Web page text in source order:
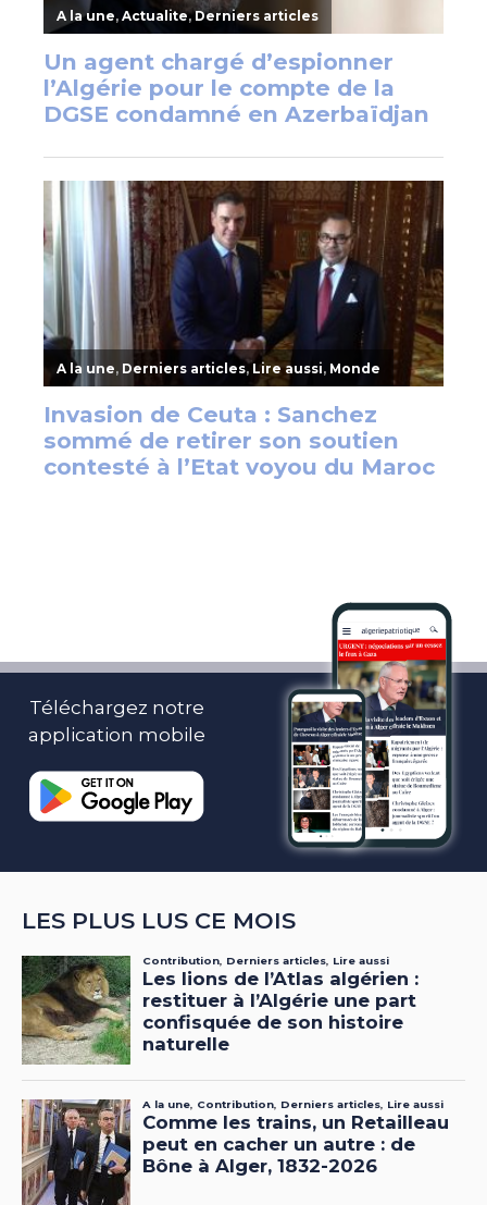
Téléchargez notre
application mobile
LES PLUS LUS CE MOIS